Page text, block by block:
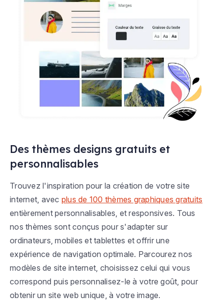
Des thèmes designs gratuits et
personnalisables
Trouvez l'inspiration pour la création de votre site
internet, avec plus de 100 thèmes graphiques gratuits
entièrement personnalisables, et responsives. Tous
nos thèmes sont conçus pour s'adapter sur
ordinateurs, mobiles et tablettes et offrir une
expérience de navigation optimale. Parcourez nos
modèles de site internet, choisissez celui qui vous
correspond puis personnalisez-le à votre goût, pour
obtenir un site web unique, à votre image.